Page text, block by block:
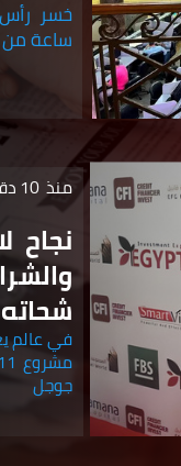
ساعة من
منذ 10 دقائق
شحاته
في عالم
جوجل